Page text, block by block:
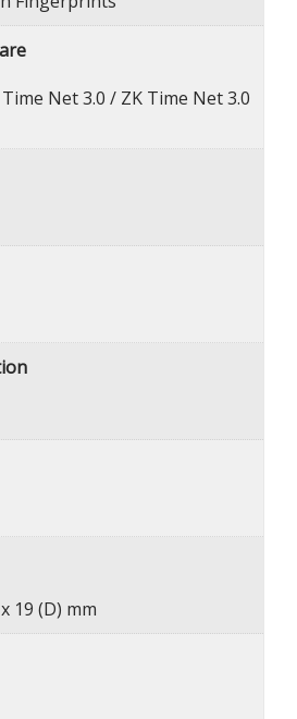
Time Net 3.0 / ZK Time Net 3.0
19 (D) mm